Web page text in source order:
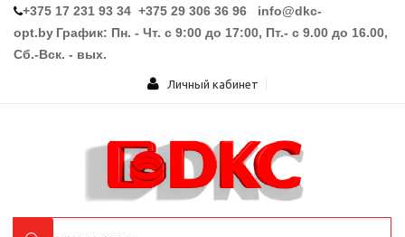
+375 17 231 93 34 +375 29 306 36 96 info@dkc-
opt.by График: Пн. - Чт. с 9:00 до 17:00, Пт.- с 9.00 до 16.00,
Сб.-Вск. - вых.
Личный кабинет